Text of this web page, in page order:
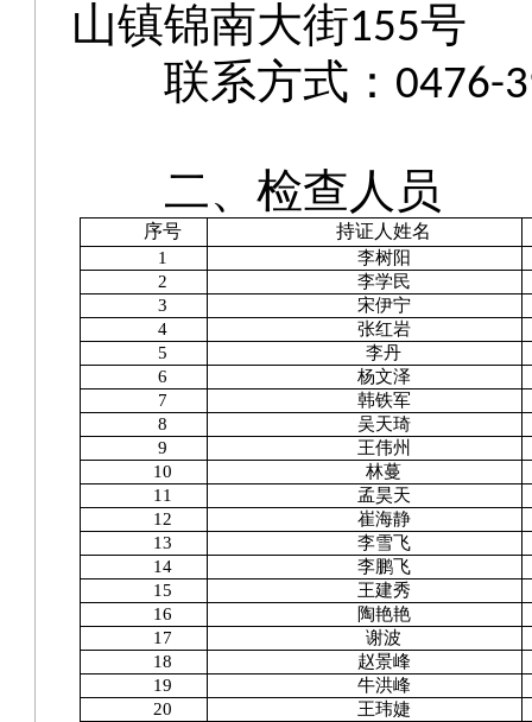
山镇锦南大街155号
联系方式： 0476-
二、 检查人员
序号 持证人姓名
1
李树阳
2
李学民
3
宋伊宁
4
张红岩
5
李丹
6
杨文泽
7
韩铁军
8
吴天琦
9
王伟州
10
林蔓
11
孟昊天
12
崔海静
13
李雪飞
14
李鹏飞
15
王建秀
16
陶艳艳
17
谢波
18
赵景峰
19
牛洪峰
20
王玮婕